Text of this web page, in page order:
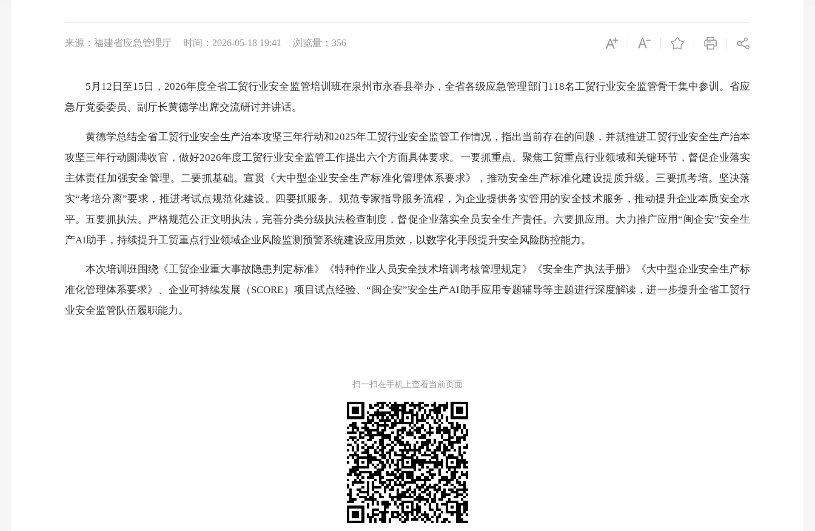
来源：福建省应急管理厅 时间：2026-05-18 19:41 浏览量：356
5月12日至15日，2026年度全省工贸行业安全监管培训班在泉州市永春县举办，全省各级应急管理部门118名工贸行业安全监管骨干集中参训。省应
急厅党委委员、副厅长黄德学出席交流研讨并讲话。
黄德学总结全省工贸行业安全生产治本攻坚三年行动和2025年工贸行业安全监管工作情况，指出当前存在的问题，并就推进工贸行业安全生产治本
攻坚三年行动圆满收官，做好2026年度工贸行业安全监管工作提出六个方面具体要求。一要抓重点。聚焦工贸重点行业领域和关键环节，督促企业落实
主体责任加强安全管理。二要抓基础。宣贯《大中型企业安全生产标准化管理体系要求》，推动安全生产标准化建设提质升级。三要抓考培。坚决落
实“考培分离”要求，推进考试点规范化建设。四要抓服务。规范专家指导服务流程，为企业提供务实管用的安全技术服务，推动提升企业本质安全水
平。五要抓执法。严格规范公正文明执法，完善分类分级执法检查制度，督促企业落实全员安全生产责任。六要抓应用。大力推广应用“闽企安”安全生
产AI助手，持续提升工贸重点行业领域企业风险监测预警系统建设应用质效，以数字化手段提升安全风险防控能力。
本次培训班围绕《工贸企业重大事故隐患判定标准》《特种作业人员安全技术培训考核管理规定》《安全生产执法手册》《大中型企业安全生产标
准化管理体系要求》、企业可持续发展（SCORE）项目试点经验、“闽企安”安全生产AI助手应用专题辅导等主题进行深度解读，进一步提升全省工贸行
业安全监管队伍履职能力。
扫一扫在手机上查看当前页面